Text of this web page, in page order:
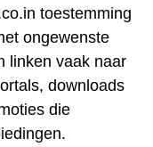
toestemming
ongewenste
linken vaak naar
downloads
die